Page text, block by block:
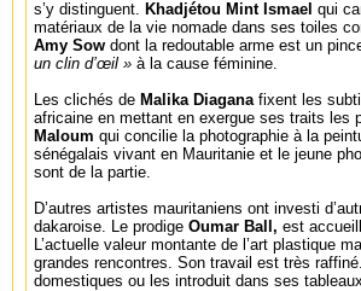
s’y distinguent. Khadjétou Mint Ismael qui
matériaux de la vie nomade dans ses toiles
Amy Sow dont la redoutable arme est un
un clin d’œil » à la cause féminine.
Les clichés de Malika Diagana fixent les
africaine en mettant en exergue ses traits les
Maloum qui concilie la photographie à la
sénégalais vivant en Mauritanie et le jeune
sont de la partie.
D’autres artistes mauritaniens ont investi
dakaroise. Le prodige Oumar Ball, est
L’actuelle valeur montante de l’art plastique
grandes rencontres. Son travail est très
domestiques ou les introduit dans ses